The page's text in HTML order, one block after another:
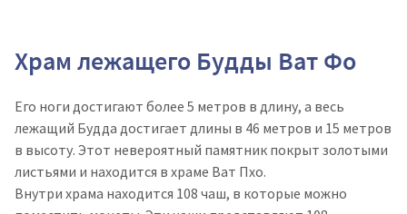
Храм лежащего Будды Ват Фо
Его ноги достигают более 5 метров в длину, а весь
лежащий Будда достигает длины в 46 метров и 15 метров
в высоту. Этот невероятный памятник покрыт золотыми
листьями и находится в храме Ват Пхо.
Внутри храма находится 108 чаш, в которые можно